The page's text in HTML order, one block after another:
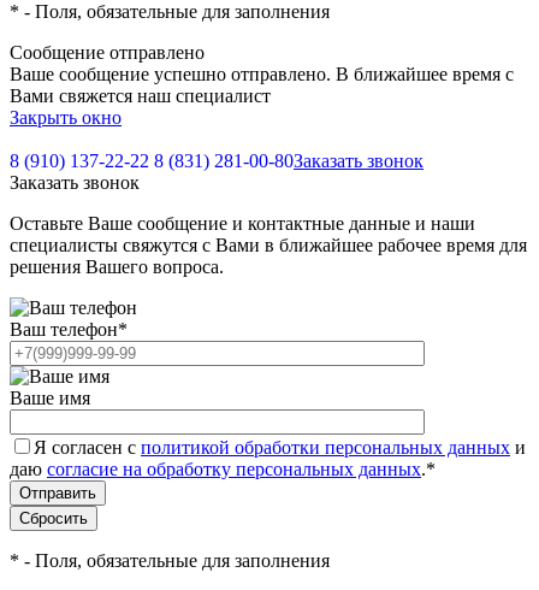
* - Поля, обязательные для заполнения
Сообщение отправлено
Ваше сообщение успешно отправлено. В ближайшее время с
Вами свяжется наш специалист
Закрыть окно
8 (910) 137-22-22 8 (831) 281-00-80Заказать звонок
Заказать звонок
Оставьте Ваше сообщение и контактные данные и наши
специалисты свяжутся с Вами в ближайшее рабочее время для
решения Вашего вопроса.
Ваш телефон*
Ваше имя
Я согласен с политикой обработки персональных данных и
даю согласие на обработку персональных данных.*
* - Поля, обязательные для заполнения